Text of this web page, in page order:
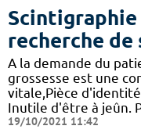
recherche de
A la demande du
grossesse est une
vitale,Pièce
Inutile d'être à jeûn.
19/10/2021 11:42